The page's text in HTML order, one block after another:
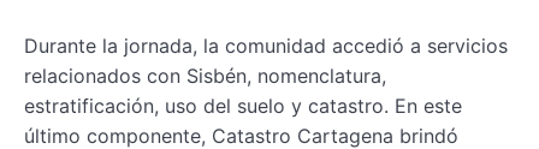
Durante la jornada, la comunidad accedió a servicios
relacionados con Sisbén, nomenclatura,
estratificación, uso del suelo y catastro. En este
último componente, Catastro Cartagena brindó